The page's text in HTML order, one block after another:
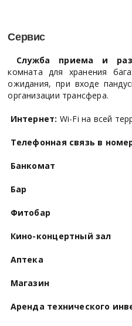
Сервис
Служба приема и
комната для хранения
ожидания, при входе
организации трансфера.
Интернет: Wi-Fi на всей
Телефонная связь в
Банкомат
Бар
Фитобар
Кино-концертный зал
Аптека
Магазин
Аренда технического